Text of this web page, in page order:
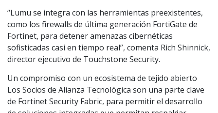
“Lumu se integra con las herramientas preexistentes,
como los firewalls de última generación FortiGate de
Fortinet, para detener amenazas cibernéticas
sofisticadas casi en tiempo real”, comenta Rich Shinnick,
director ejecutivo de Touchstone Security.
Un compromiso con un ecosistema de tejido abierto
Los Socios de Alianza Tecnológica son una parte clave
de Fortinet Security Fabric, para permitir el desarrollo